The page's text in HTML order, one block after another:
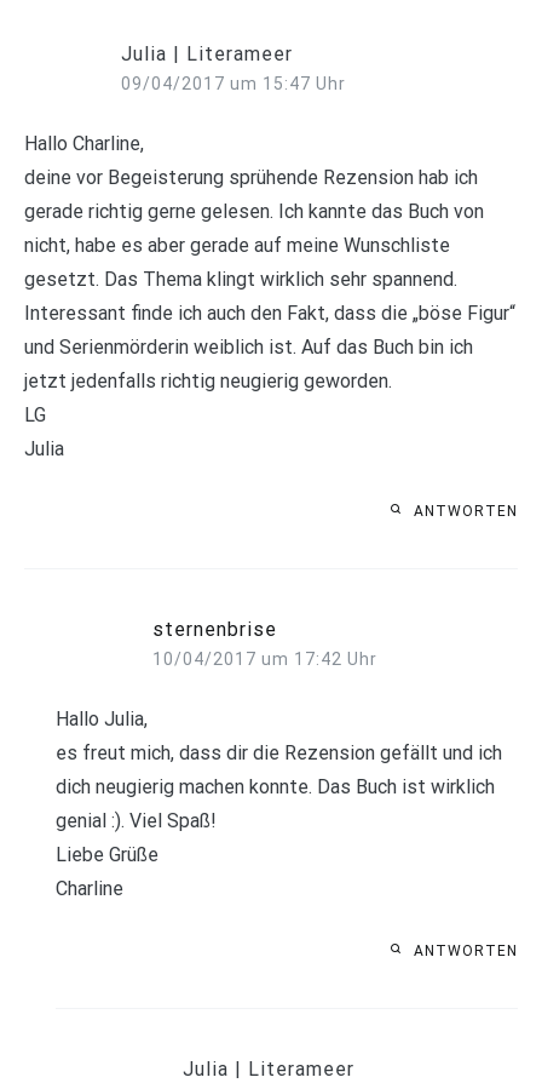
Julia | Literameer
09/04/2017 um 15:47 Uhr
Hallo Charline,
deine vor Begeisterung sprühende Rezension hab ich
gerade richtig gerne gelesen. Ich kannte das Buch von
nicht, habe es aber gerade auf meine Wunschliste
gesetzt. Das Thema klingt wirklich sehr spannend.
Interessant finde ich auch den Fakt, dass die „böse Figur“
und Serienmörderin weiblich ist. Auf das Buch bin ich
jetzt jedenfalls richtig neugierig geworden.
LG
Julia
ANTWORTEN
sternenbrise
10/04/2017 um 17:42 Uhr
Hallo Julia,
es freut mich, dass dir die Rezension gefällt und ich
dich neugierig machen konnte. Das Buch ist wirklich
genial :). Viel Spaß!
Liebe Grüße
Charline
ANTWORTEN
Julia | Literameer